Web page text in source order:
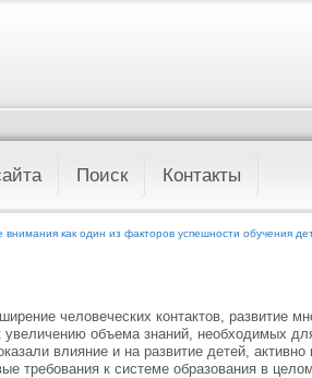
Поиск Контакты
внимания как один из факторов успешности обучения
человеческих контактов, развитие
увеличению объема знаний, необходимых
влияние и на развитие детей,
требования к системе образования в